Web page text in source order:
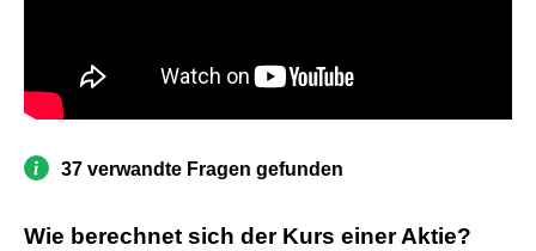
37 verwandte Fragen gefunden
Wie berechnet sich der Kurs einer Aktie?